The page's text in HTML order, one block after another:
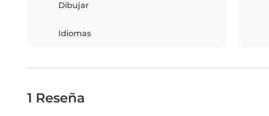
Dibujar
Idiomas
1 Reseña